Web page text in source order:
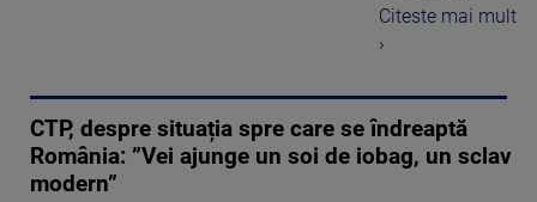
Citeste mai mult
›
CTP, despre situația spre care se îndreaptă
România: ”Vei ajunge un soi de iobag, un sclav
modern”